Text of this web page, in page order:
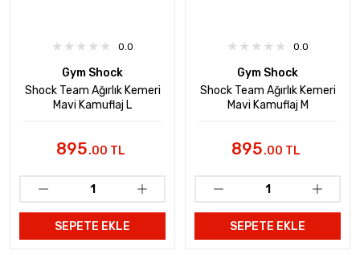
0.0
Gym Shock
Shock Team Ağırlık Kemeri
Mavi Kamuflaj L
895.00 TL
SEPETE EKLE
0.0
Gym Shock
Shock Team Ağırlık Kemeri
Mavi Kamuflaj M
895.00 TL
SEPETE EKLE